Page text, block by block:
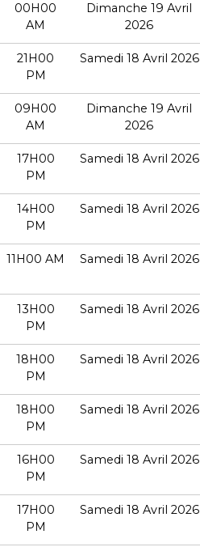
00H00
AM
Dimanche 19 Avril
2026
21H00
PM
Samedi 18 Avril 2026
09H00
AM
Dimanche 19 Avril
2026
17H00
PM
Samedi 18 Avril 2026
14H00
PM
Samedi 18 Avril 2026
11H00 AM Samedi 18 Avril 2026
13H00
PM
Samedi 18 Avril 2026
18H00
PM
Samedi 18 Avril 2026
18H00
PM
Samedi 18 Avril 2026
16H00
PM
Samedi 18 Avril 2026
17H00
PM
Samedi 18 Avril 2026